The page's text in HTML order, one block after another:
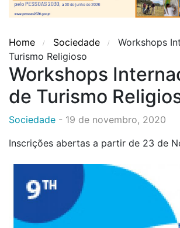
Home Sociedade
Workshops
Turismo Religioso
Workshops
de Turismo
Sociedade - 19 de novembro, 2020
Inscrições abertas a partir de 23 de